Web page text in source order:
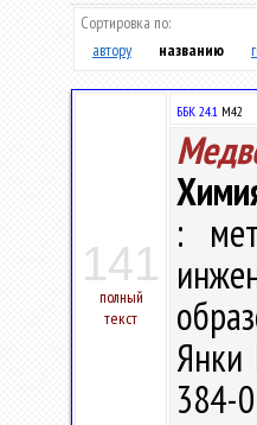
Сортировка по:
автору
названию
141
полный
текст
ББК 24.1 М42
:
Янки
384-